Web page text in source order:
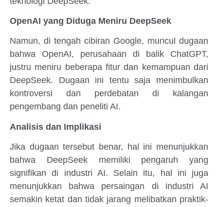
OpenAI yang Diduga Meniru DeepSeek
Namun, di tengah cibiran Google, muncul dugaan
bahwa OpenAI, perusahaan di balik ChatGPT,
justru meniru beberapa fitur dan kemampuan dari
DeepSeek. Dugaan ini tentu saja menimbulkan
kontroversi dan perdebatan di kalangan
pengembang dan peneliti AI.
Analisis dan Implikasi
Jika dugaan tersebut benar, hal ini menunjukkan
bahwa DeepSeek memiliki pengaruh yang
signifikan di industri AI. Selain itu, hal ini juga
menunjukkan bahwa persaingan di industri AI
semakin ketat dan tidak jarang melibatkan praktik-